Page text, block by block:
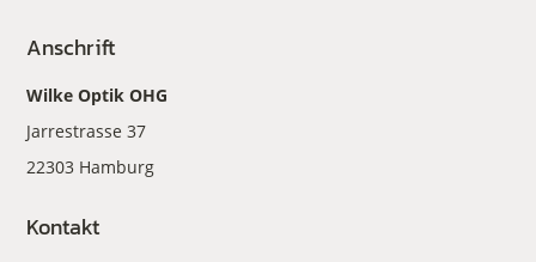
Anschrift
Wilke Optik OHG
Jarrestrasse 37
22303 Hamburg
Kontakt